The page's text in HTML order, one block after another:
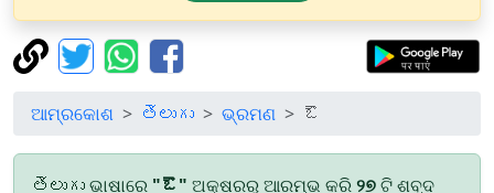
ଆମ୍ରକୋଶ తెలుగు ଭ୍ରମଣ ఔ
తెలుగు ଭାଷାରେ "ఔ" ଅକ୍ଷରରୁ ଆରମ୍ଭ କରି୨୭ଟି ଶବ୍ଦ